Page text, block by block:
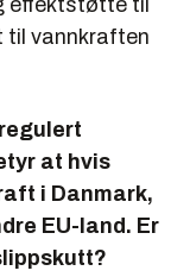
til vannkraften
at hvis
i Danmark,
EU-land. Er